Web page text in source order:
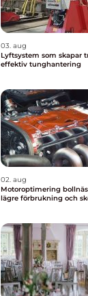
03. aug
Lyftsystem som skapar
effektiv tunghantering
02. aug
Motoroptimering bollnäs mer kraft,
lägre förbrukning och